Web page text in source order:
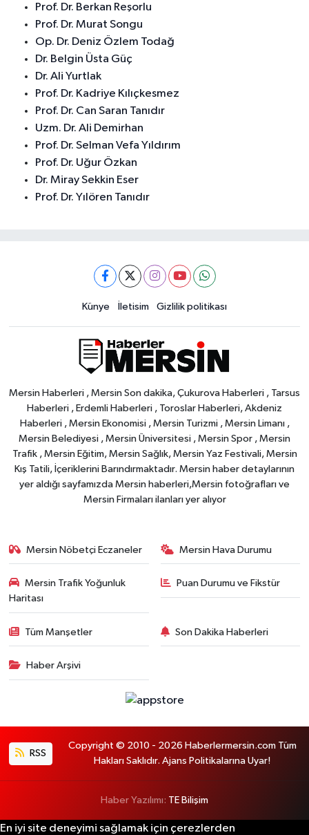
Prof. Dr. Berkan Reşorlu
Prof. Dr. Murat Songu
Op. Dr. Deniz Özlem Todağ
Dr. Belgin Üsta Güç
Dr. Ali Yurtlak
Prof. Dr. Kadriye Kılıçkesmez
Prof. Dr. Can Saran Tanıdır
Uzm. Dr. Ali Demirhan
Prof. Dr. Selman Vefa Yıldırım
Prof. Dr. Uğur Özkan
Dr. Miray Sekkin Eser
Prof. Dr. Yılören Tanıdır
Künye İletisim Gizlilik politikası
Mersin Haberleri , Mersin Son dakika, Çukurova Haberleri , Tarsus
Haberleri , Erdemli Haberleri , Toroslar Haberleri, Akdeniz
Haberleri , Mersin Ekonomisi , Mersin Turizmi , Mersin Limanı ,
Mersin Belediyesi , Mersin Üniversitesi , Mersin Spor , Mersin
Trafik , Mersin Eğitim, Mersin Sağlık, Mersin Yaz Festivali, Mersin
Kış Tatili, İçeriklerini Barındırmaktadır. Mersin haber detaylarının
yer aldığı sayfamızda Mersin haberleri,Mersin fotoğrafları ve
Mersin Firmaları ilanları yer alıyor
Mersin Nöbetçi Eczaneler Mersin Hava Durumu
Mersin Trafik Yoğunluk
Haritası
Puan Durumu ve Fikstür
Tüm Manşetler Son Dakika Haberleri
Haber Arşivi
RSS
Copyright © 2010 - 2026 Haberlermersin.com Tüm
Hakları Saklıdır. Ajans Politikalarına Uyar!
Haber Yazılımı: TE Bilişim
En iyi site deneyimi sağlamak için çerezlerden